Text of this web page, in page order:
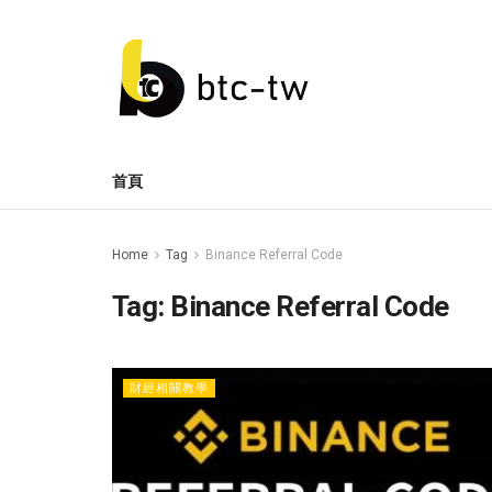
首頁
Home Tag Binance Referral Code
Tag: Binance Referral Code
財經相關教學